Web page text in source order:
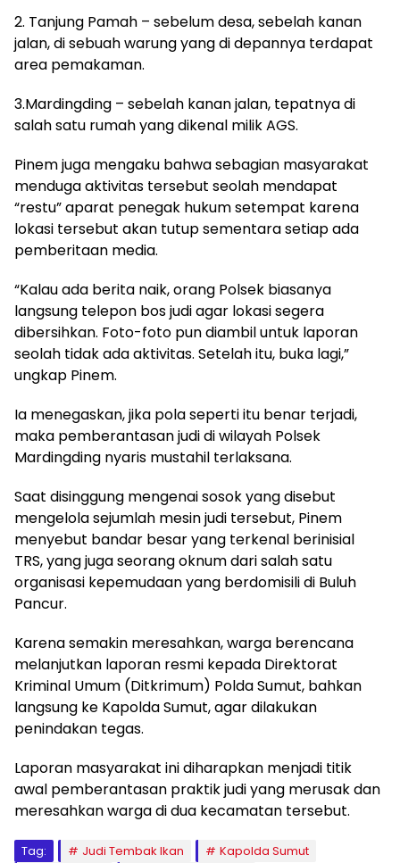
2. Tanjung Pamah – sebelum desa, sebelah kanan
jalan, di sebuah warung yang di depannya terdapat
area pemakaman.
3.Mardingding – sebelah kanan jalan, tepatnya di
salah satu rumah yang dikenal milik AGS.
Pinem juga mengaku bahwa sebagian masyarakat
menduga aktivitas tersebut seolah mendapat
“restu” aparat penegak hukum setempat karena
lokasi tersebut akan tutup sementara setiap ada
pemberitaan media.
“Kalau ada berita naik, orang Polsek biasanya
langsung telepon bos judi agar lokasi segera
dibersihkan. Foto-foto pun diambil untuk laporan
seolah tidak ada aktivitas. Setelah itu, buka lagi,”
ungkap Pinem.
Ia menegaskan, jika pola seperti itu benar terjadi,
maka pemberantasan judi di wilayah Polsek
Mardingding nyaris mustahil terlaksana.
Saat disinggung mengenai sosok yang disebut
mengelola sejumlah mesin judi tersebut, Pinem
menyebut bandar besar yang terkenal berinisial
TRS, yang juga seorang oknum dari salah satu
organisasi kepemudaan yang berdomisili di Buluh
Pancur.
Karena semakin meresahkan, warga berencana
melanjutkan laporan resmi kepada Direktorat
Kriminal Umum (Ditkrimum) Polda Sumut, bahkan
langsung ke Kapolda Sumut, agar dilakukan
penindakan tegas.
Laporan masyarakat ini diharapkan menjadi titik
awal pemberantasan praktik judi yang merusak dan
meresahkan warga di dua kecamatan tersebut.
Tag: Judi Tembak Ikan Kapolda Sumut